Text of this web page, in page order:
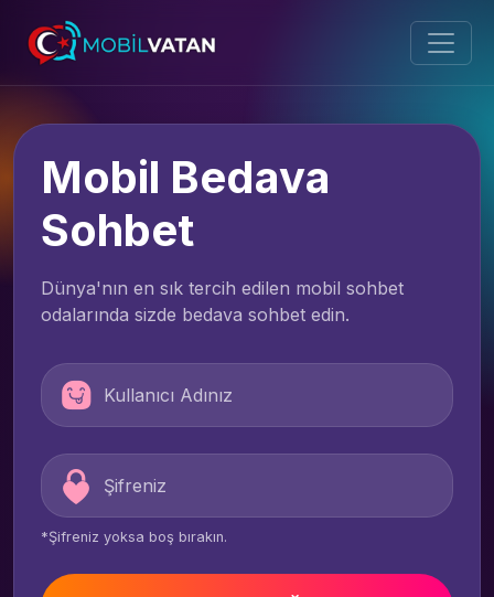
Mobil Bedava
Sohbet
Dünya'nın en sık tercih edilen mobil sohbet
odalarında sizde bedava sohbet edin.
*Şifreniz yoksa boş bırakın.